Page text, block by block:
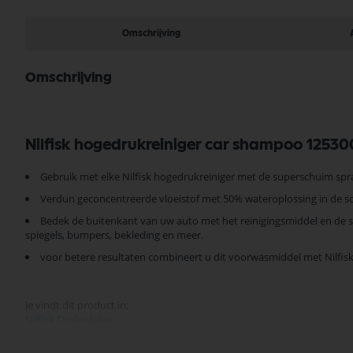
Omschrijving
Omschrijving
Nilfisk hogedrukreiniger car shampoo
Gebruik met elke Nilfisk hogedrukreiniger met de superschuim
Verdun geconcentreerde vloeistof met 50% wateroplossing in de
Bedek de buitenkant van uw auto met het reinigingsmiddel en
spiegels, bumpers, bekleding en meer.
voor betere resultaten combineert u dit voorwasmiddel met